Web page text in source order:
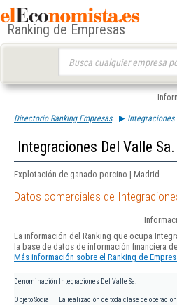
Ranking de Empresas
Directorio Ranking Empresas Integraciones
Integraciones Del Valle Sa.
Explotación de ganado porcino | Madrid
Datos comerciales de
La información del Ranking que ocupa
la base de datos de información financiera
Más información sobre el Ranking de
Denominación Integraciones Del Valle Sa.
Objeto Social
La realización de toda clase de